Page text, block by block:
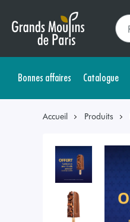
Bonnes affaires Catalogue
Accueil Produits